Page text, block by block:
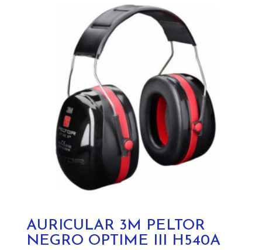
AURICULAR 3M PELTOR
NEGRO OPTIME III H540A